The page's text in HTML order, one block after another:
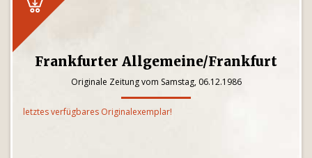
Frankfurter Allgemeine/Frankfurt
Originale Zeitung vom Samstag, 06.12.1986
letztes verfügbares Originalexemplar!